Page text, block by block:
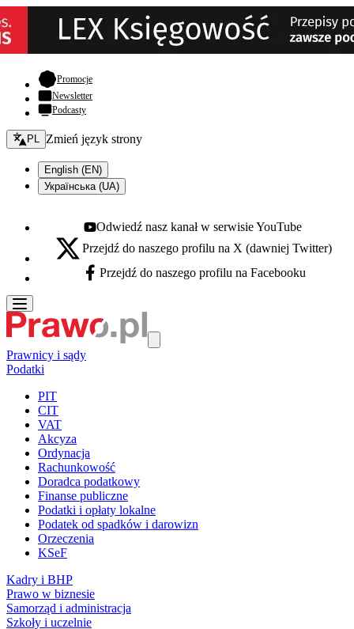
Promocje- otwiera się w nowej karcie
Newsletter
Podcasty
Zmień język - bieżący:
PL Zmień język strony
English (EN)
Українська (UA)
Youtube - otwiera się w nowej karcie
Odwiedź nasz kanał w serwisie YouTube
X - otwiera się w nowej karcie
Przejdź do naszego profilu na X (dawniej Twitter)
Facebook - otwiera się w nowej karcie
Przejdź do naszego profilu na Facebooku
Prawnicy i sądy
Podatki
PIT
CIT
VAT
Akcyza
Ordynacja
Rachunkowość
Doradca podatkowy
Finanse publiczne
Podatki i opłaty lokalne
Podatek od spadków i darowizn
Orzeczenia
KSeF
Kadry i BHP
Prawo w biznesie
Samorząd i administracja
Szkoły i uczelnie